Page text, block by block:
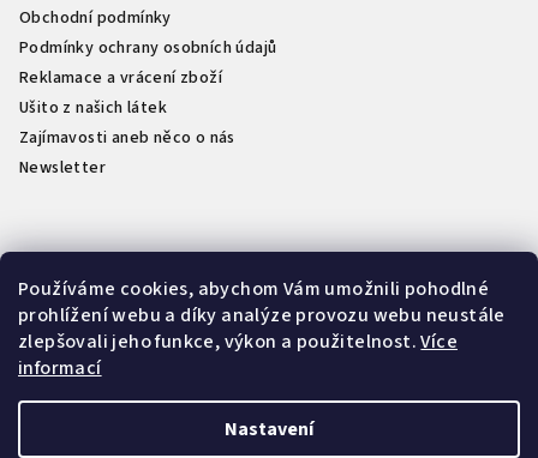
Používáme cookies, abychom Vám umožnili pohodlné
prohlížení webu a díky analýze provozu webu neustále
zlepšovali jeho funkce, výkon a použitelnost.Více
informací
Nastavení
Obchodní podmínky
Podmínky ochrany osobních údajů
Reklamace a vrácení zboží
Ušito z našich látek
Zajímavosti aneb něco o nás
Newsletter
Kontakt
info @naselatky.cz
733 712 333